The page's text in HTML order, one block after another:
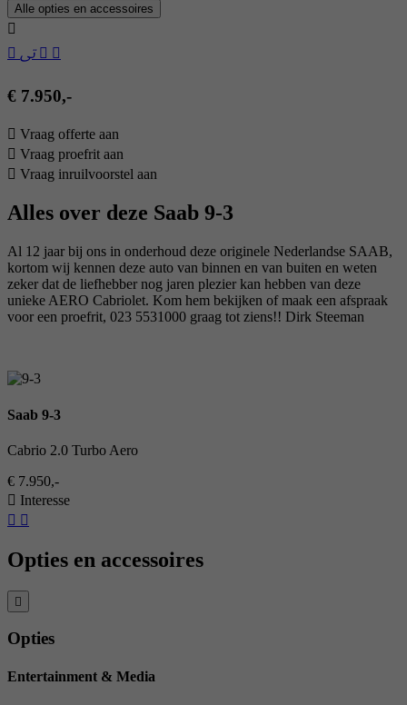
Alle opties en accessoires
€ 7.950,-
Vraag offerte aan
Vraag proefrit aan
Vraag inruilvoorstel aan
Alles over deze Saab 9-3
Al 12 jaar bij ons in onderhoud deze originele Nederlandse SAAB,
kortom wij kennen deze auto van binnen en van buiten en weten
zeker dat de liefhebber nog jaren plezier kan hebben van deze
unieke AERO Cabriolet. Kom hem bekijken of maak een afspraak
voor een proefrit, 023 5531000 graag tot ziens!! Dirk Steeman
Saab 9-3
Cabrio 2.0 Turbo Aero
€ 7.950,-
Interesse
Opties en accessoires
Opties
Entertainment & Media